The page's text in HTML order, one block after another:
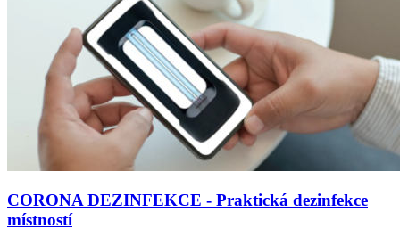
CORONA DEZINFEKCE - Praktická dezinfekce
místností